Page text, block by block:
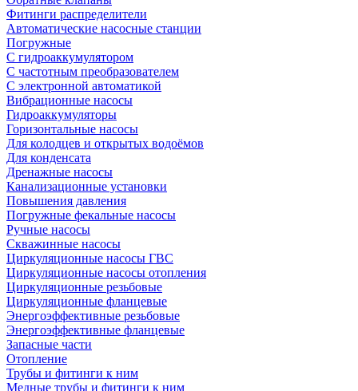
Фитинги распределители
Автоматические насосные станции
Погружные
С гидроаккумулятором
С частотным преобразователем
С электронной автоматикой
Вибрационные насосы
Гидроаккумуляторы
Горизонтальные насосы
Для колодцев и открытых водоёмов
Для конденсата
Дренажные насосы
Канализационные установки
Повышения давления
Погружные фекальные насосы
Ручные насосы
Скважинные насосы
Циркуляционные насосы ГВС
Циркуляционные насосы отопления
Циркуляционные резьбовые
Циркуляционные фланцевые
Энергоэффективные резьбовые
Энергоэффективные фланцевые
Запасные части
Отопление
Трубы и фитинги к ним
Медные трубы и фитинги к ним